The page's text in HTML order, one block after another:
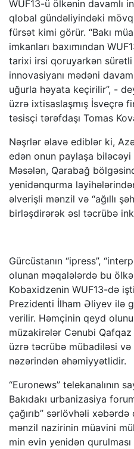
WUF13-ü ölkənin davamlı
qlobal gündəliyindəki
fürsət kimi görür. “Bakı
imkanları baxımından
tarixi irsi qoruyarkən
innovasiyanı mədəni
uğurla həyata keçirilir”, -
üzrə ixtisaslaşmış İsveçrə
təsisçi tərəfdaşı Tomas
Nəşrlər əlavə ediblər ki,
edən onun paylaşa
Məsələn, Qarabağ
yenidənqurma
əlverişli mənzil və “ağıllı
birləşdirərək əsl təcrübə
Gürcüstanın “ipress”,
olunan məqalələrdə bu
Kobaxidzenin WUF13-də
Prezidenti İlham Əliyev ilə
verilir. Həmçinin qeyd
müzakirələr Cənubi
üzrə təcrübə mübadiləsi
nəzərindən əhəmiyyətlidir.
“Euronews” telekanalının
Bakıdakı urbanizasiya
çağırıb” sərlövhəli
mənzil nazirinin müavini
min evin yenidən